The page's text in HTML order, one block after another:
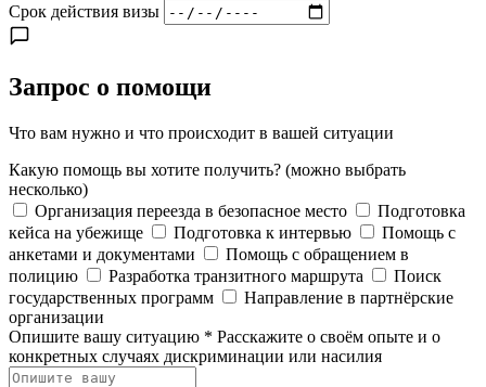
Срок действия визы
Запрос о помощи
Что вам нужно и что происходит в вашей ситуации
Какую помощь вы хотите получить? (можно выбрать
несколько)
Организация переезда в безопасное место
Подготовка
кейса на убежище
Подготовка к интервью
Помощь с
анкетами и документами
Помощь с обращением в
полицию
Разработка транзитного маршрута
Поиск
государственных программ
Направление в партнёрские
организации
Опишите вашу ситуацию * Расскажите о своём опыте и о
конкретных случаях дискриминации или насилия